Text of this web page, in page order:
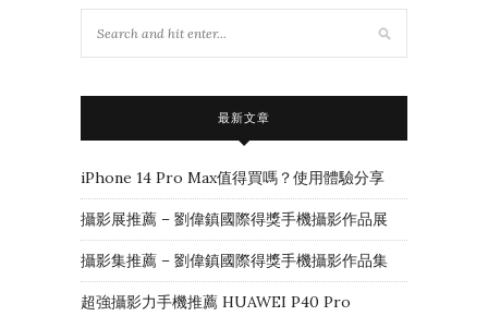
最新文章
iPhone 14 Pro Max值得買嗎？使用體驗分享
攝影展推薦 – 劉偉鎮國際得獎手機攝影作品展
攝影集推薦 – 劉偉鎮國際得獎手機攝影作品集
超強攝影力手機推薦 HUAWEI P40 Pro